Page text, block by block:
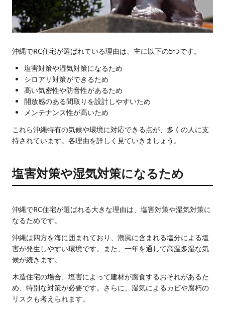
沖縄でRC住宅が選ばれている理由は、主に以下の5つです。
塩害対策や湿気対策になるため
シロアリ対策ができるため
高い気密性や防音性があるため
開放感のある間取りを設計しやすいため
メンテナンス性が高いため
これら沖縄特有の気候や環境に対応できる点が、多くの人に支
持されています。各理由を詳しく見ていきましょう。
塩害対策や湿気対策になるため
沖縄でRC住宅が選ばれる大きな理由は、塩害対策や湿気対策に
なるためです。
沖縄は四方を海に囲まれており、潮風に含まれる塩分による塩
害が発生しやすい環境です。また、一年を通して高温多湿な気
候が続きます。
木造住宅の場合、塩害によって建材が腐食するおそれがあるた
め、特別な対策が必要です。さらに、湿気によるカビや腐朽の
リスクも考えられます。